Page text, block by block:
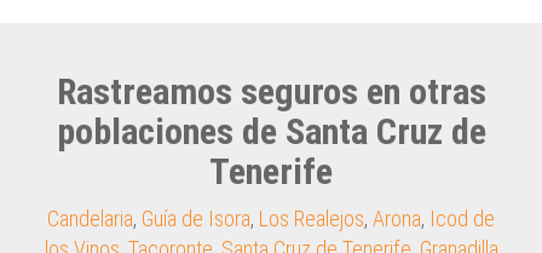
Rastreamos seguros en otras
poblaciones de Santa Cruz de
Tenerife
Candelaria, Guía de Isora, Los Realejos, Arona, Icod de